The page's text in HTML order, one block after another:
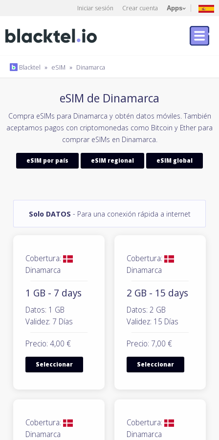
Iniciar sesión Crear cuenta Apps
Blacktel » eSIM » Dinamarca
eSIM de Dinamarca
Compra eSIMs para Dinamarca y obtén datos móviles. También
aceptamos pagos con criptomonedas como Bitcoin y Ether para
comprar eSIMs en Dinamarca.
eSIM por país eSIM regional eSIM global
Solo DATOS - Para una conexión rápida a internet
Cobertura:
Dinamarca
1 GB - 7 days
Datos: 1 GB
Validez: 7 Días
Precio: 4,00 €
Seleccionar
Cobertura:
Dinamarca
2 GB - 15 days
Datos: 2 GB
Validez: 15 Días
Precio: 7,00 €
Seleccionar
Cobertura:
Dinamarca
Cobertura:
Dinamarca